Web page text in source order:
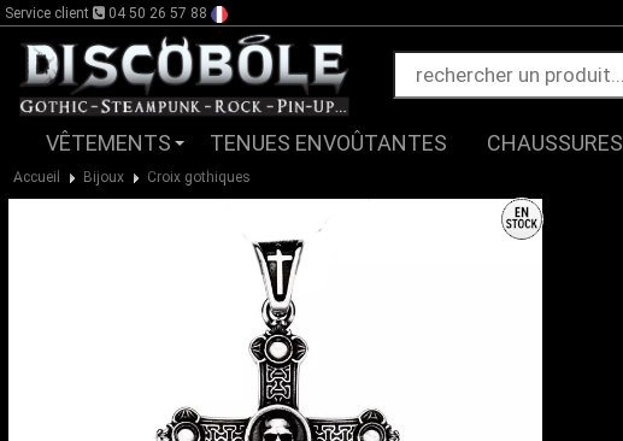
Service client 04 50 26 57 88
VÊTEMENTS TENUES ENVOÛTANTES CHAUSSURES
Accueil Bijoux Croix gothiques